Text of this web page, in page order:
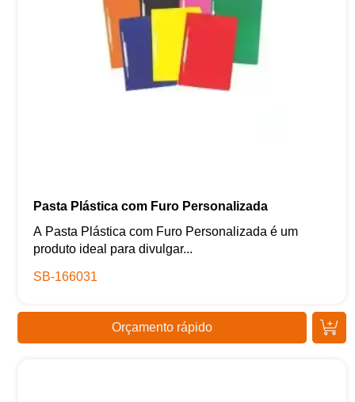
Pasta Plástica com Furo Personalizada
A Pasta Plástica com Furo Personalizada é um
produto ideal para divulgar...
SB-166031
Orçamento rápido